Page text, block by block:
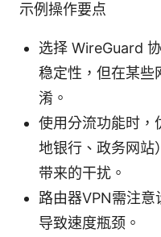
示例操作要点
选择 WireGuard
稳定性，但在某些
淆。
使用分流功能时，
地银行、政务网站
带来的干扰。
路由器VPN需注
导致速度瓶颈。